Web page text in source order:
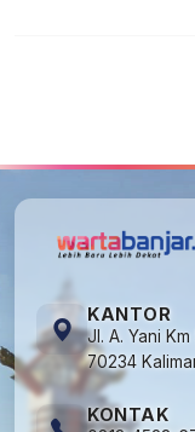
KANTOR
Jl. A. Yani
70234
KONTAK